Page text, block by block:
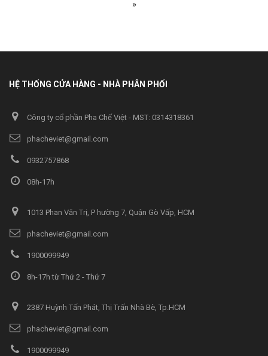
»
HỆ THỐNG CỬA HÀNG - NHÀ PHÂN PHỐI
Công ty cổ phần Pha Chế Việt - MST: 0314318361
phacheviet@gmail.com
0932757868
08h-17h
1013 Phan Văn Trị, P hường 7, Quận Gò Vấp, HCM
phacheviet@gmail.com
1900099949
8h-17h từ Thứ 2 - Thứ 7
2387 Huỳnh Tấn Phát, Thị Trấn Nhà Bè, Tp.HCM
phacheviet@gmail.com
1900099949